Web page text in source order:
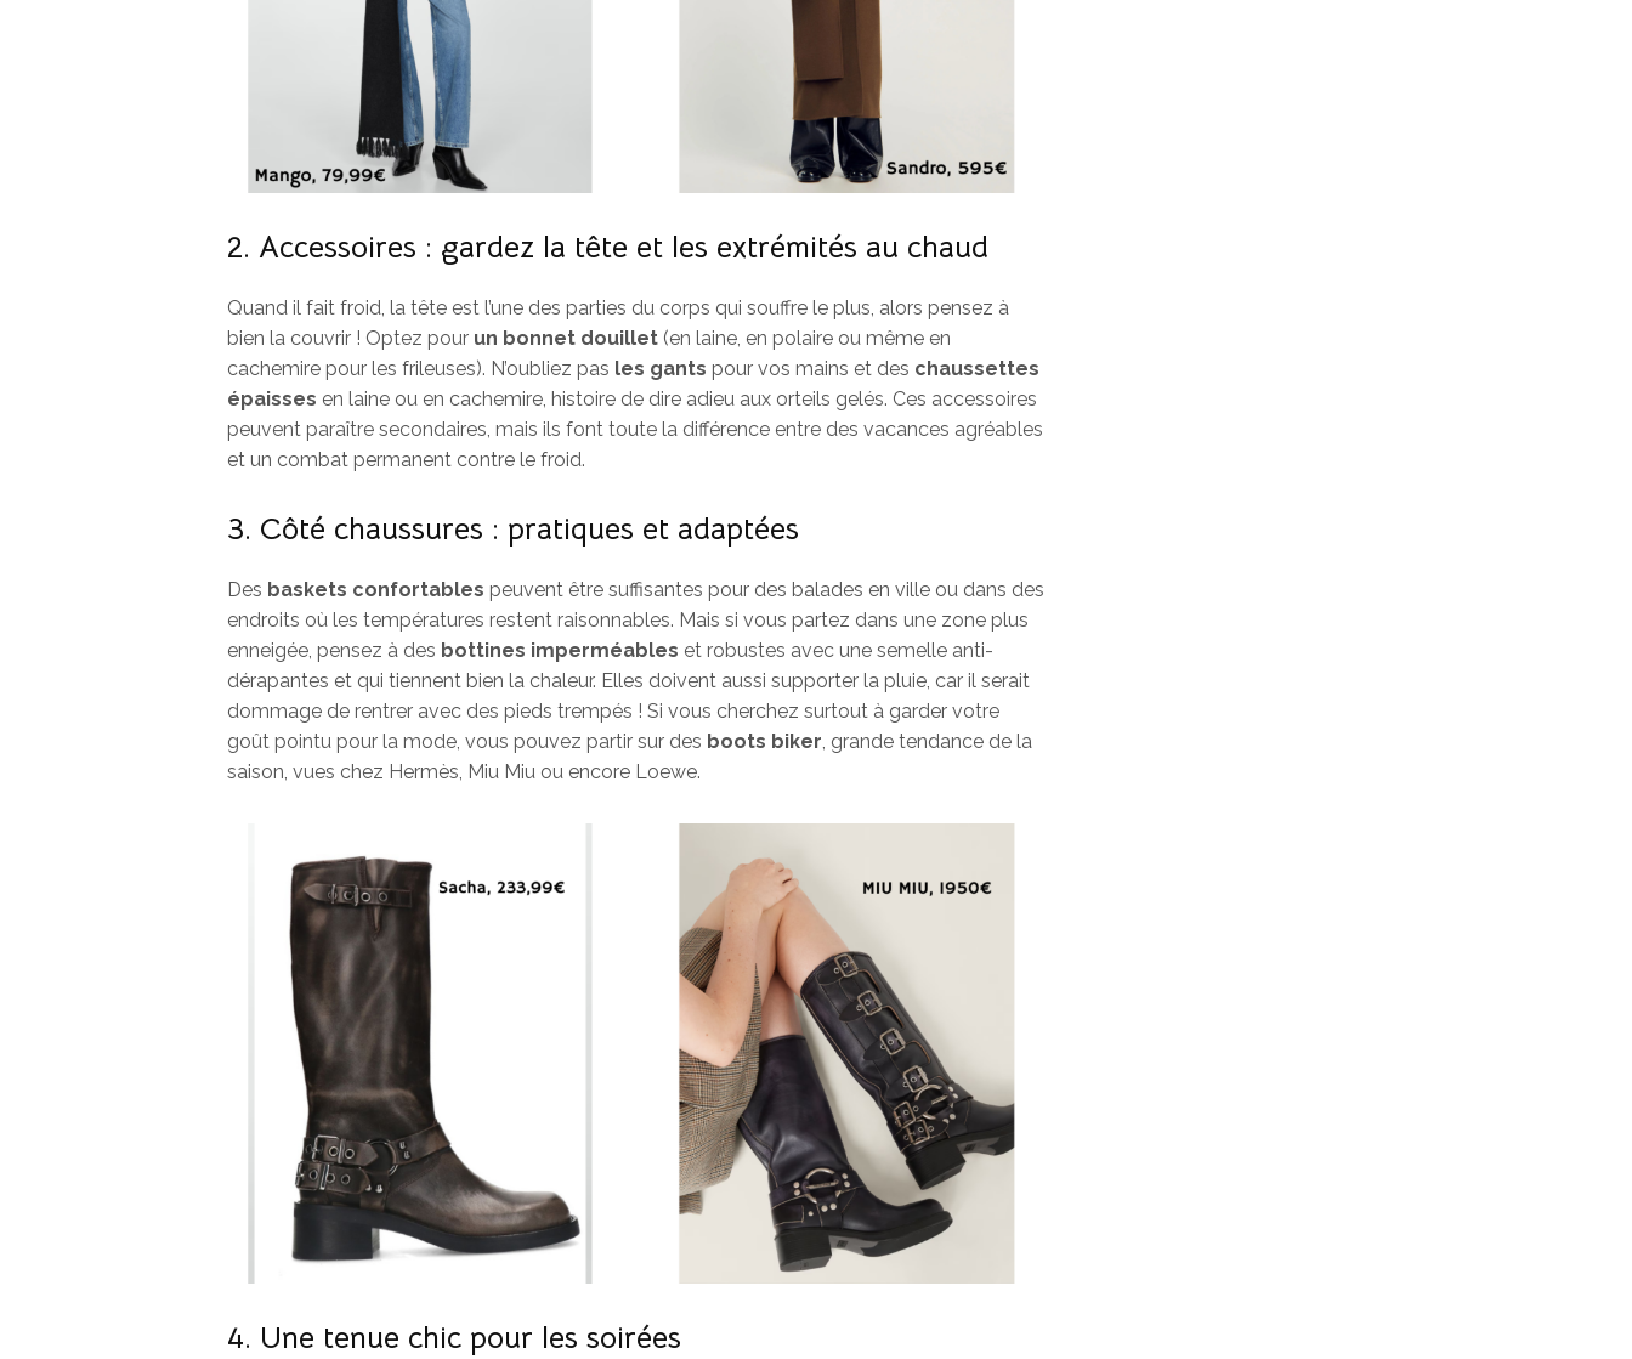
2. Accessoires : gardez la tête et les extrémités au chaud
Quand il fait froid, la tête est l’une des parties du corps qui souffre le plus, alors pensez à
bien la couvrir ! Optez pour un bonnet douillet (en laine, en polaire ou même en
cachemire pour les frileuses). N’oubliez pas les gants pour vos mains et des chaussettes
épaisses en laine ou en cachemire, histoire de dire adieu aux orteils gelés. Ces accessoires
peuvent paraître secondaires, mais ils font toute la différence entre des vacances agréables
et un combat permanent contre le froid.
3. Côté chaussures : pratiques et adaptées
Des baskets confortables peuvent être suffisantes pour des balades en ville ou dans des
endroits où les températures restent raisonnables. Mais si vous partez dans une zone plus
enneigée, pensez à des bottines imperméables et robustes avec une semelle anti-
dérapantes et qui tiennent bien la chaleur. Elles doivent aussi supporter la pluie, car il serait
dommage de rentrer avec des pieds trempés ! Si vous cherchez surtout à garder votre
goût pointu pour la mode, vous pouvez partir sur des boots biker, grande tendance de la
saison, vues chez Hermès, Miu Miu ou encore Loewe.
4. Une tenue chic pour les soirées